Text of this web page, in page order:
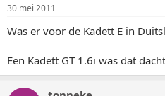
30 mei 2011
Was er voor de Kadett E in
Een Kadett GT 1.6i was dat